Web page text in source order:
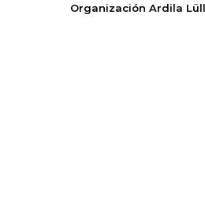
Organización Ardila